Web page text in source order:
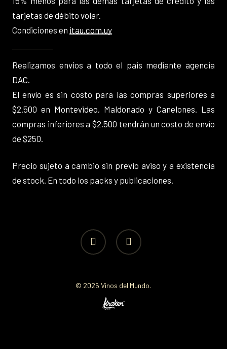
tarjetas de débito volar.
Condiciones en itau.com.uy
Realizamos envios a todo el pais mediante agencia
DAC.
El envío es sin costo para las compras superiores a
$2.500 en Montevideo, Maldonado y Canelones. Las
compras inferiores a $2.500 tendrán un costo de envío
de $250.
Precio sujeto a cambio sin previo aviso y a existencia
de stock. En todo los packs y publicaciones.
facebook instagram
© 2026 Vinos del Mundo.